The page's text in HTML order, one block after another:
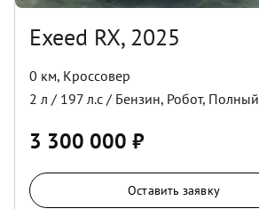
Exeed RX, 2025
0 км, Кроссовер
2 л / 197 л.с / Бензин, Робот, Полный
3 300 000 ₽
Оставить заявку